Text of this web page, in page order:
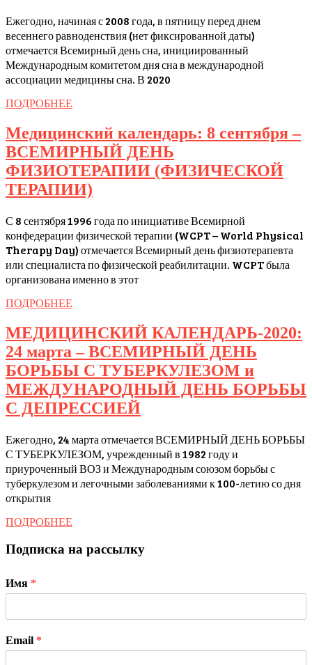
Ежегодно, начиная с 2008 года, в пятницу перед днем
весеннего равноденствия (нет фиксированной даты)
отмечается Всемирный день сна, инициированный
Международным комитетом дня сна в международной
ассоциации медицины сна. В 2020
ПОДРОБНЕЕ
Медицинский календарь: 8 сентября –
ВСЕМИРНЫЙ ДЕНЬ
ФИЗИОТЕРАПИИ (ФИЗИЧЕСКОЙ
ТЕРАПИИ)
8
сентября
–
ВСЕМИРНЫЙ
ФИЗИОТЕРАПИИ
(ФИЗИЧЕСКОЙ
ТЕРАПИИ)
С 8 сентября 1996 года по инициативе Всемирной
конфедерации физической терапии (WCPT – World Physical
Therapy Day) отмечается Всемирный день физиотерапевта
или специалиста по физической реабилитации. WCPT была
организована именно в этот
ПОДРОБНЕЕ
МЕДИЦИНСКИЙ КАЛЕНДАРЬ-2020:
24 марта – ВСЕМИРНЫЙ ДЕНЬ
БОРЬБЫ С ТУБЕРКУЛЕЗОМ и
МЕЖДУНАРОДНЫЙ ДЕНЬ БОРЬБЫ
С ДЕПРЕССИЕЙМЕДИЦИНСКИЙ
24
марта
–
С
и
БОРЬБЫ
Ежегодно, 24 марта отмечается ВСЕМИРНЫЙ ДЕНЬ БОРЬБЫ
С ТУБЕРКУЛЕЗОМ, учрежденный в 1982 году и
приуроченный ВОЗ и Международным союзом борьбы с
туберкулезом и легочными заболеваниями к 100-летию со дня
открытия
ПОДРОБНЕЕ
Подписка на рассылку
Имя *
Email *